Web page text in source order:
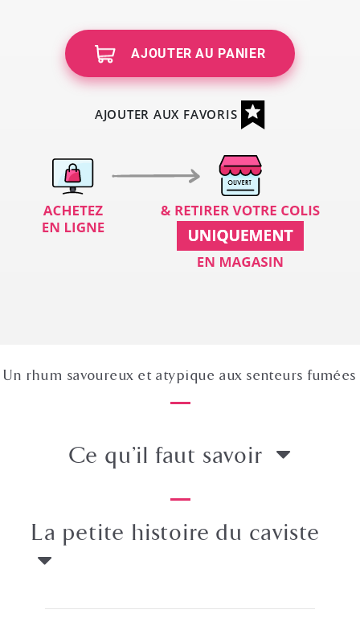
AJOUTER AU PANIER
AJOUTER AUX FAVORIS
Un rhum savoureux et atypique aux senteurs fumées
Ce qu’il faut savoir
La petite histoiredu caviste